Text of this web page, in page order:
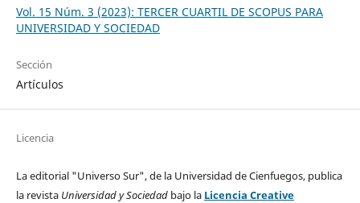
Vol. 15 Núm. 3 (2023): TERCER CUARTIL DE SCOPUS PARA
UNIVERSIDAD Y SOCIEDAD
Sección
Artículos
Licencia
La editorial "Universo Sur", de la Universidad de Cienfuegos, publica
la revista Universidad y Sociedad bajo la Licencia Creative